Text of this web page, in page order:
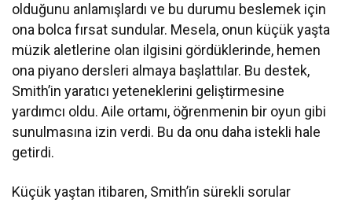
olduğunu anlamışlardı ve bu durumu beslemek için
ona bolca fırsat sundular. Mesela, onun küçük yaşta
müzik aletlerine olan ilgisini gördüklerinde, hemen
ona piyano dersleri almaya başlattılar. Bu destek,
Smith’in yaratıcı yeteneklerini geliştirmesine
yardımcı oldu. Aile ortamı, öğrenmenin bir oyun gibi
sunulmasına izin verdi. Bu da onu daha istekli hale
getirdi.
Küçük yaştan itibaren, Smith’in sürekli sorular